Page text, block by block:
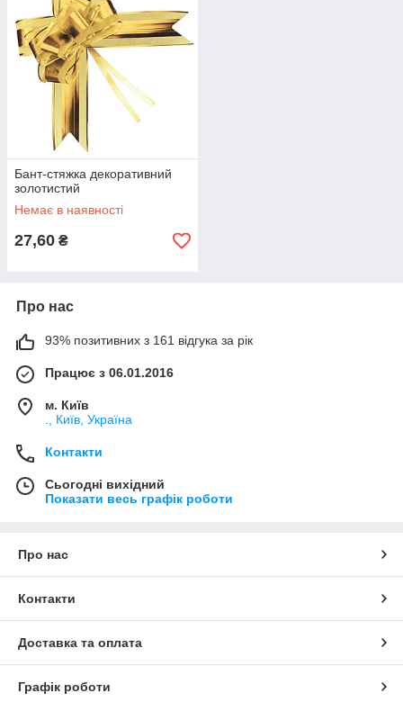
Бант-стяжка декоративний
золотистий
Немає в наявності
27,60 ₴
Про нас
93% позитивних з 161 відгука за рік
Працює з 06.01.2016
м. Київ
., Київ, Україна
Контакти
Сьогодні вихідний
Показати весь графік роботи
Про нас
Контакти
Доставка та оплата
Графік роботи